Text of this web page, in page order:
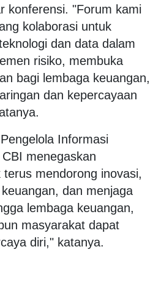
konferensi. "Forum kami
kolaborasi untuk
dan data dalam
risiko, membuka
bagi lembaga keuangan,
dan kepercayaan
Informasi
menegaskan
mendorong inovasi,
dan menjaga
lembaga keuangan,
masyarakat dapat
diri," katanya.